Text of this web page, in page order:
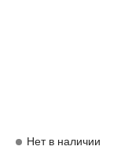
Нет в наличии